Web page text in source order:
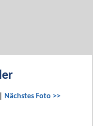
Nächstes Foto >>